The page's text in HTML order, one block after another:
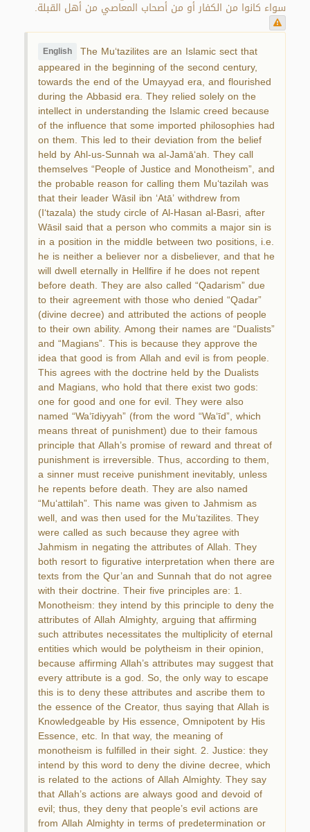
سواء كانوا من الكفار أو من أصحاب المعاصي من أهل القبلة.
English The Mu‘tazilites are an Islamic sect that
appeared in the beginning of the second century,
towards the end of the Umayyad era, and flourished
during the Abbasid era. They relied solely on the
intellect in understanding the Islamic creed because
of the influence that some imported philosophies had
on them. This led to their deviation from the belief
held by Ahl-us-Sunnah wa al-Jamā‘ah. They call
themselves “People of Justice and Monotheism”, and
the probable reason for calling them Mu‘tazilah was
that their leader Wāsil ibn ‘Atā’ withdrew from
(I‘tazala) the study circle of Al-Hasan al-Basri, after
Wāsil said that a person who commits a major sin is
in a position in the middle between two positions, i.e.
he is neither a believer nor a disbeliever, and that he
will dwell eternally in Hellfire if he does not repent
before death. They are also called “Qadarism” due
to their agreement with those who denied “Qadar”
(divine decree) and attributed the actions of people
to their own ability. Among their names are “Dualists”
and “Magians”. This is because they approve the
idea that good is from Allah and evil is from people.
This agrees with the doctrine held by the Dualists
and Magians, who hold that there exist two gods:
one for good and one for evil. They were also
named “Wa‘īdiyyah” (from the word “Wa‘īd”, which
means threat of punishment) due to their famous
principle that Allah’s promise of reward and threat of
punishment is irreversible. Thus, according to them,
a sinner must receive punishment inevitably, unless
he repents before death. They are also named
“Mu‘attilah”. This name was given to Jahmism as
well, and was then used for the Mu‘tazilites. They
were called as such because they agree with
Jahmism in negating the attributes of Allah. They
both resort to figurative interpretation when there are
texts from the Qur’an and Sunnah that do not agree
with their doctrine. Their five principles are: 1.
Monotheism: they intend by this principle to deny the
attributes of Allah Almighty, arguing that affirming
such attributes necessitates the multiplicity of eternal
entities which would be polytheism in their opinion,
because affirming Allah’s attributes may suggest that
every attribute is a god. So, the only way to escape
this is to deny these attributes and ascribe them to
the essence of the Creator, thus saying that Allah is
Knowledgeable by His essence, Omnipotent by His
Essence, etc. In that way, the meaning of
monotheism is fulfilled in their sight. 2. Justice: they
intend by this word to deny the divine decree, which
is related to the actions of Allah Almighty. They say
that Allah’s actions are always good and devoid of
evil; thus, they deny that people’s evil actions are
from Allah Almighty in terms of predetermination or